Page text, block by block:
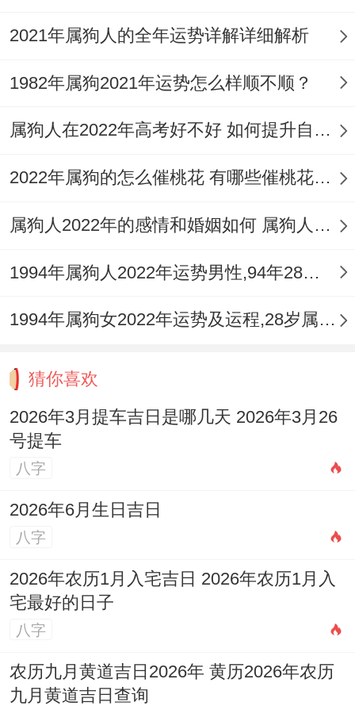
2021年属狗人的全年运势详解详细解析
1982年属狗2021年运势怎么样顺不顺？
属狗人在2022年高考好不好 如何提升自身的考试运
2022年属狗的怎么催桃花 有哪些催桃花的方法
属狗人2022年的感情和婚姻如何 属狗人2022年如何旺桃花
1994年属狗人2022年运势男性,94年28岁属狗男2022年每月运程怎么样
1994年属狗女2022年运势及运程,28岁属狗人2022全年每月运势女性如何
猜你喜欢
2026年3月提车吉日是哪几天 2026年3月26
号提车
八字
2026年6月生日吉日
八字
2026年农历1月入宅吉日 2026年农历1月入
宅最好的日子
八字
农历九月黄道吉日2026年 黄历2026年农历
九月黄道吉日查询